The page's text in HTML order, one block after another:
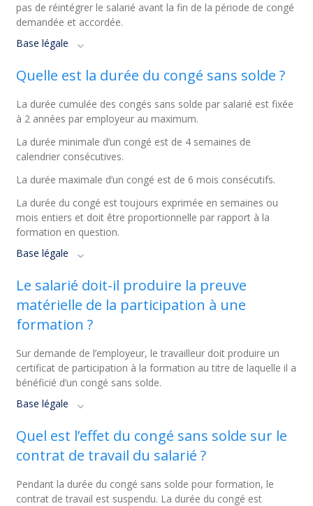
pas de réintégrer le salarié avant la fin de la période de congé
demandée et accordée.
Base légale
Quelle est la durée du congé sans solde ?
La durée cumulée des congés sans solde par salarié est fixée
à 2 années par employeur au maximum.
La durée minimale d’un congé est de 4 semaines de
calendrier consécutives.
La durée maximale d’un congé est de 6 mois consécutifs.
La durée du congé est toujours exprimée en semaines ou
mois entiers et doit être proportionnelle par rapport à la
formation en question.
Base légale
Le salarié doit-il produire la preuve
matérielle de la participation à une
formation ?
Sur demande de l’employeur, le travailleur doit produire un
certificat de participation à la formation au titre de laquelle il a
bénéficié d’un congé sans solde.
Base légale
Quel est l’effet du congé sans solde sur le
contrat de travail du salarié ?
Pendant la durée du congé sans solde pour formation, le
contrat de travail est suspendu. La durée du congé est